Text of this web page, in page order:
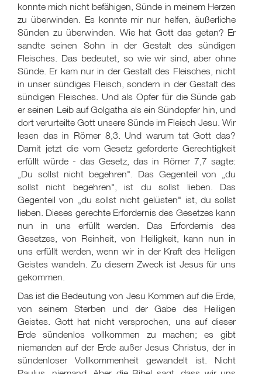
konnte mich nicht befähigen, Sünde in meinem Herzen
zu überwinden. Es konnte mir nur helfen, äußerliche
Sünden zu überwinden. Wie hat Gott das getan? Er
sandte seinen Sohn in der Gestalt des sündigen
Fleisches. Das bedeutet, so wie wir sind, aber ohne
Sünde. Er kam nur in der Gestalt des Fleisches, nicht
in unser sündiges Fleisch, sondern in der Gestalt des
sündigen Fleisches. Und als Opfer für die Sünde gab
er seinen Leib auf Golgatha als ein Sündopfer hin, und
dort verurteilte Gott unsere Sünde im Fleisch Jesu. Wir
lesen das in Römer 8,3. Und warum tat Gott das?
Damit jetzt die vom Gesetz geforderte Gerechtigkeit
erfüllt würde - das Gesetz, das in Römer 7,7 sagte:
„Du sollst nicht begehren". Das Gegenteil von „du
sollst nicht begehren", ist du sollst lieben. Das
Gegenteil von „du sollst nicht gelüsten" ist, du sollst
lieben. Dieses gerechte Erfordernis des Gesetzes kann
nun in uns erfüllt werden. Das Erfordernis des
Gesetzes, von Reinheit, von Heiligkeit, kann nun in
uns erfüllt werden, wenn wir in der Kraft des Heiligen
Geistes wandeln. Zu diesem Zweck ist Jesus für uns
gekommen.
Das ist die Bedeutung von Jesu Kommen auf die Erde,
von seinem Sterben und der Gabe des Heiligen
Geistes. Gott hat nicht versprochen, uns auf dieser
Erde sündenlos vollkommen zu machen; es gibt
niemanden auf der Erde außer Jesus Christus, der in
sündenloser Vollkommenheit gewandelt ist. Nicht